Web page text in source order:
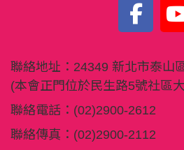
聯絡地址： 24349 新北市泰山
(本會正門位於民生路5號社區
聯絡電話： (02)2900-2612
聯絡傳真： (02)2900-2112